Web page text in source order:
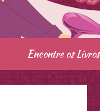
Encontre os Livros